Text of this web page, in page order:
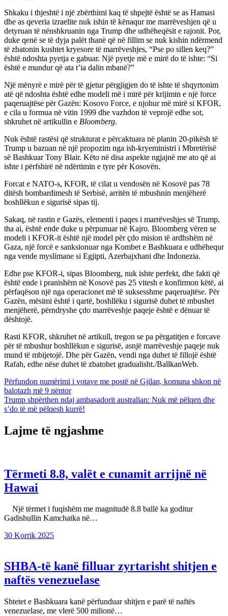
Shkaku i thjeshtë i një zbërthimi kaq të shpejtë është se as Hamasi
dhe as qeveria izraelite nuk ishin të kënaqur me marrëveshjen që u
detyruan të nënshkruanin nga Trump dhe udhëheqësit e rajonit. Por,
duke qenë se të dyja palët thanë që në fillim se nuk kishin ndërmend
të zbatonin kushtet kryesore të marrëveshjes, “Pse po sillen keq?”
është ndoshta pyetja e gabuar. Një pyetje më e mirë do të ishte: “Si
është e mundur që ata t’ia dalin mbanë?”
Një mënyrë e mirë për të gjetur përgjigjen do të ishte të shqyrtonim
atë që ndoshta është edhe modeli më i mirë për krijimin e një force
paqeruajtëse për Gazën: Kosovo Force, e njohur më mirë si KFOR,
e cila u formua në vitin 1999 dhe vazhdon të veprojë edhe sot,
shkruhet në artikullin e Bloomberg.
Nuk është rastësi që strukturat e përcaktuara në planin 20-pikësh të
Trump u bazuan në një propozim nga ish-kryeministri i Mbretërisë
së Bashkuar Tony Blair. Këto në disa aspekte ngjajnë me ato që ai
ishte i përfshirë në ndërtimin e tyre për Kosovën.
Forcat e NATO-s, KFOR, të cilat u vendosën në Kosovë pas 78
ditësh bombardimesh të Serbisë, arritën të mbushnin menjëherë
boshllëkun e sigurisë sipas tij.
Sakaq, në rastin e Gazës, elementi i paqes i marrëveshjes së Trump,
tha ai, është ende duke u përpunuar në Kajro. Bloomberg vëren se
modeli i KFOR-it është një model për çdo mision të ardhshëm në
Gaza, një forcë e sanksionuar nga Kombet e Bashkuara e udhëhequr
nga vende myslimane si Egjipti, Azerbajxhani dhe Indonezia.
Edhe pse KFOR-i, sipas Bloomberg, nuk ishte perfekt, dhe fakti që
është ende i pranishëm në Kosovë pas 25 vitesh e konfirmon këtë, ai
përfaqëson një nga operacionet më të suksesshme paqeruajtëse. Për
Gazën, mësimi është i qartë, boshllëku i sigurisë duhet të mbushet
menjëherë, përndryshe çdo marrëveshje paqeje është e dënuar të
dështojë.
Rasti KFOR, shkruhet në artikull, tregon se pa përgatitjen e forcave
për të mbushur boshllëkun e sigurisë, asnjë marrëveshje paqeje nuk
mund të mbijetojë. Dhe për Gazën, vendi nga duhet të fillojë është
Rafah, edhe nëse duhet të zbatohet gradualisht./BallkanWeb.
Lëvizje
te
postimet
Përfundon numërimi i votave me postë në Gjilan, komuna shkon në
balotazh më 9 nëntor
Trump shpërthen ndaj ambasadorit australian: Nuk më pëlqen dhe
s’do të më pëlqesh kurrë!
Lajme të ngjashme
Tërmeti 8.8, valët e cunamit arrijnë në
Hawai
Një tërmet i fuqishëm me magnitudë 8.8 ballë ka goditur
Gadishullin Kamchatka në…
30 Korrik 2025
SHBA-të kanë filluar zyrtarisht shitjen e
naftës venezuelase
Shtetet e Bashkuara kanë përfunduar shitjen e parë të naftës
venezuelase, me vlerë 500 milionë…